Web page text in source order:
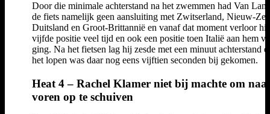
Door die minimale achterstand na het zwemmen had Van
de fiets namelijk geen aansluiting met Zwitserland, Nieuw-
Duitsland en Groot-Brittannië en vanaf dat moment verloor
vijfde positie veel tijd en ook een positie toen Italië aan hem
ging. Na het fietsen lag hij zesde met een minuut achterstand
het lopen was daar nog eens vijftien seconden bij gekomen.
Heat 4 – Rachel Klamer niet bij machte om
voren op te schuiven